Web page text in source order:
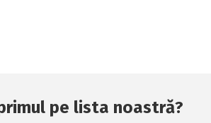
pe lista noastră?